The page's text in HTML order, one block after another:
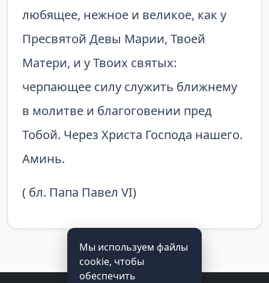
любящее, нежное и великое, как у
Пресвятой Девы Марии, Твоей
Матери, и у Твоих святых:
черпающее силу служить ближнему
в молитве и благоговении пред
Тобой. Через Христа Го­спода нашего.
Аминь.
( бл. Папа Павел VI)
Мы используем файлы
cookie, чтобы
обеспечить